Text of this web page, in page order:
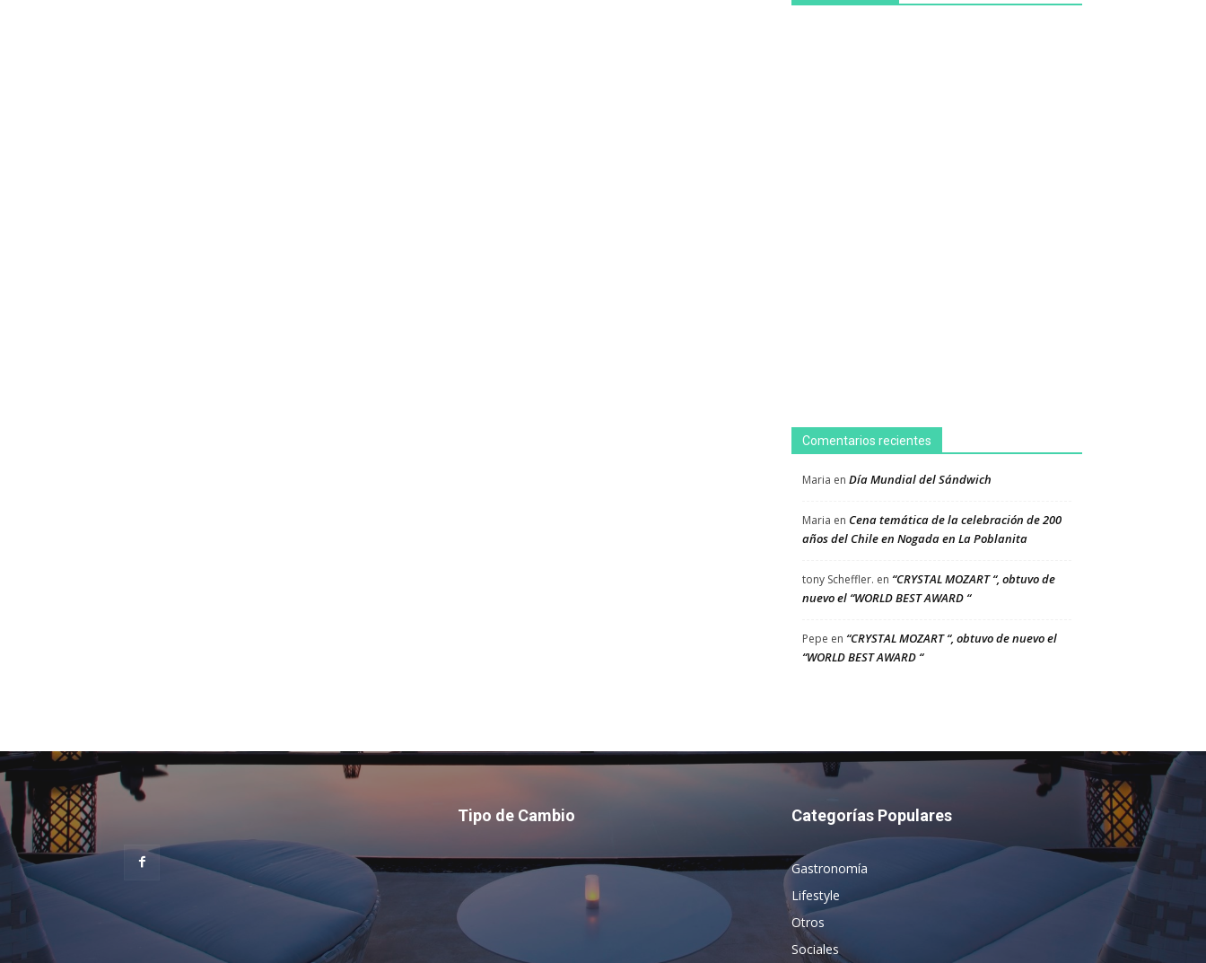
Comentarios recientes
Maria en Día Mundial del Sándwich
Maria en Cena temática de la celebración de 200
años del Chile en Nogada en La Poblanita
tony Scheffler. en “CRYSTAL MOZART “, obtuvo de
nuevo el “WORLD BEST AWARD “
Pepe en “CRYSTAL MOZART “, obtuvo de nuevo el
“WORLD BEST AWARD “
Tipo de Cambio Categorías Populares
Gastronomía
Lifestyle
Otros
Sociales